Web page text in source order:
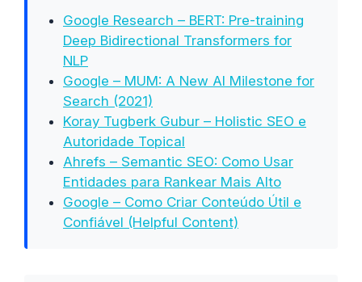
Google Research – BERT: Pre-training
Deep Bidirectional Transformers for
NLP
Google – MUM: A New AI Milestone for
Search (2021)
Koray Tugberk Gubur – Holistic SEO e
Autoridade Topical
Ahrefs – Semantic SEO: Como Usar
Entidades para Rankear Mais Alto
Google – Como Criar Conteúdo Útil e
Confiável (Helpful Content)